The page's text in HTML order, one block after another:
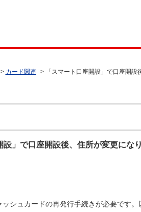
> カード関連 >
「スマート口座開設」で口座開
設」で口座開設後、住所が変更にな
シュカードの再発行手続きが必要です。